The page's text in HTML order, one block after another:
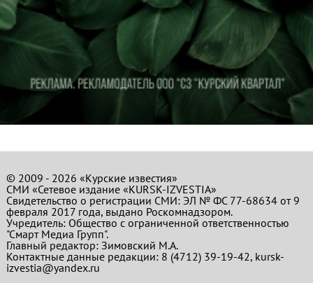
© 2009 - 2026 «Курские известия»
СМИ «Сетевое издание «KURSK-IZVESTIA»
Свидетельство о регистрации СМИ: ЭЛ № ФС 77-68634 от 9
февраля 2017 года, выдано Роскомнадзором.
Учредитель: Общество с ограниченной ответственностью
"Смарт Медиа Групп".
Главный редактор:Зимовский М.А.
Контактные данные редакции: 8 (4712) 39-19-42, kursk-
izvestia@yandex.ru